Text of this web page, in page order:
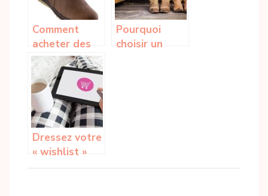
Comment
acheter des
bottes de
travail pour
femme ?
Pourquoi
choisir un
Dressez votre
« wishlist »
pour ce mois